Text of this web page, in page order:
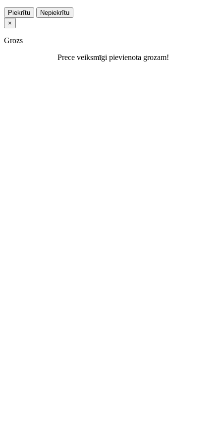
Piekrītu
Nepiekrītu
×
Grozs
Prece veiksmīgi pievienota grozam!